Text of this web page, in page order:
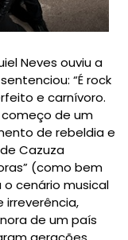
Neves ouviu a
“É rock
e carnívoro.
de um
de rebeldia e
Cazuza
(como bem
o cenário musical
irreverência,
de um país